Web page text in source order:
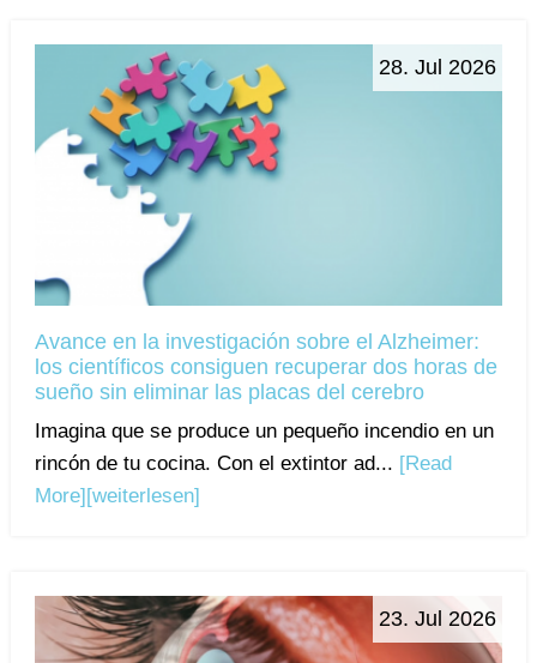
28. Jul 2026
Avance en la investigación sobre el Alzheimer:
los científicos consiguen recuperar dos horas de
sueño sin eliminar las placas del cerebro
Imagina que se produce un pequeño incendio en un
rincón de tu cocina. Con el extintor ad... [Read
More] [weiterlesen]
23. Jul 2026